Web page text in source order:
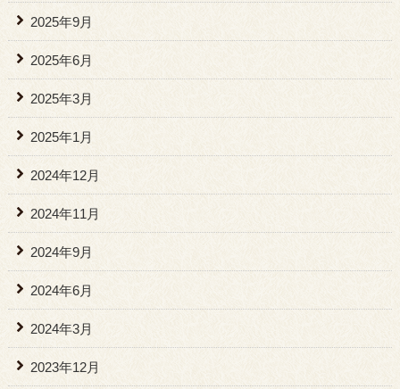
2025年9月
2025年6月
2025年3月
2025年1月
2024年12月
2024年11月
2024年9月
2024年6月
2024年3月
2023年12月